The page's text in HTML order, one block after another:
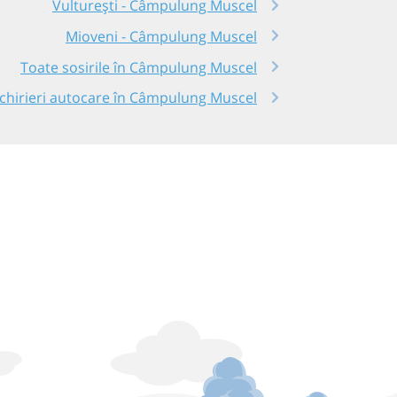
Vulturești - Câmpulung Muscel
Mioveni - Câmpulung Muscel
Toate sosirile în Câmpulung Muscel
autocare în Câmpulung Muscel